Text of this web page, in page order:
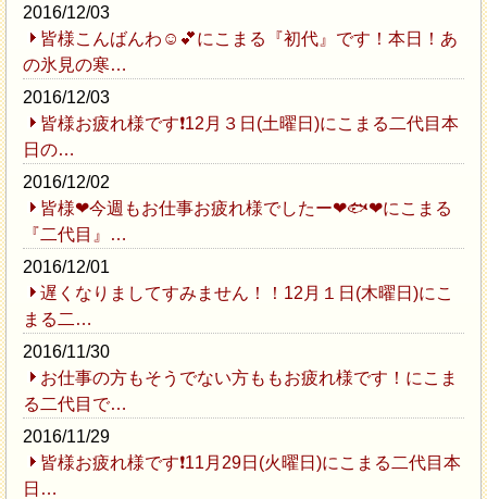
2016/12/03
皆様こんばんわ☺💕にこまる『初代』です！本日！あ
の氷見の寒…
2016/12/03
皆様お疲れ様です❗12月３日(土曜日)にこまる二代目本
日の…
2016/12/02
皆様❤今週もお仕事お疲れ様でしたー❤🐟❤にこまる
『二代目』…
2016/12/01
遅くなりましてすみません！！12月１日(木曜日)にこ
まる二…
2016/11/30
お仕事の方もそうでない方ももお疲れ様です！にこま
る二代目で…
2016/11/29
皆様お疲れ様です❗11月29日(火曜日)にこまる二代目本
日…